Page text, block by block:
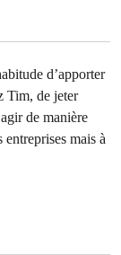
d’apporter
Tim, de jeter
de manière
mais à